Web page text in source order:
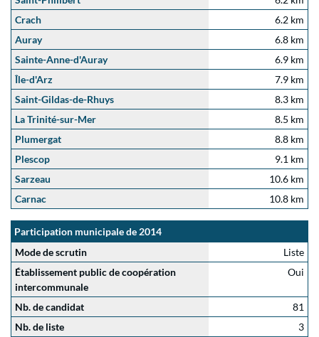
Crach
6.2 km
Auray
6.8 km
Sainte-Anne-d'Auray
6.9 km
Île-d'Arz
7.9 km
Saint-Gildas-de-Rhuys
8.3 km
La Trinité-sur-Mer
8.5 km
Plumergat
8.8 km
Plescop
9.1 km
Sarzeau
10.6 km
Carnac
10.8 km
Participation municipale de 2014
Mode de scrutin
Liste
Établissement public de coopération
intercommunale
Oui
Nb. de candidat
81
Nb. de liste
3